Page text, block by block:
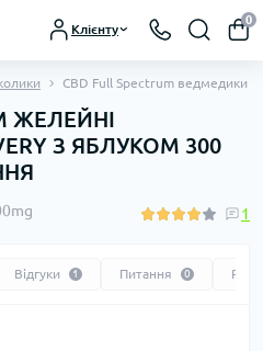
Клієнту
0
CBD Full Spectrum ведмедики
ЖЕЛЕЙНІ
З ЯБЛУКОМ 300
1
Відгуки 1 Питання 0